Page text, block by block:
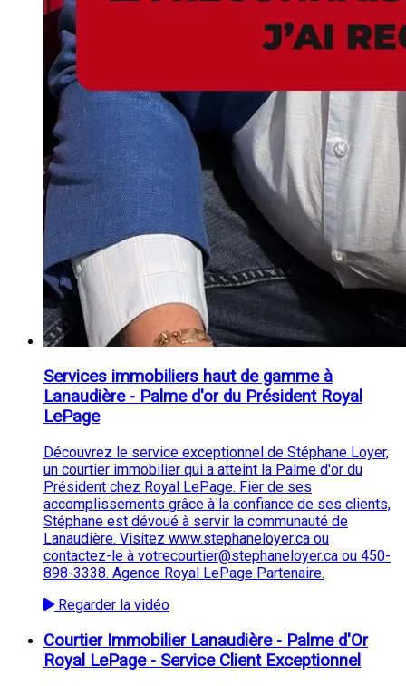
Services immobiliers haut de gamme à
Lanaudière - Palme d'or du Président Royal
LePage
Découvrez le service exceptionnel de Stéphane Loyer,
un courtier immobilier qui a atteint la Palme d'or du
Président chez Royal LePage. Fier de ses
accomplissements grâce à la confiance de ses clients,
Stéphane est dévoué à servir la communauté de
Lanaudière. Visitez www.stephaneloyer.ca ou
contactez-le à votrecourtier@stephaneloyer.ca ou 450-
898-3338. Agence Royal LePage Partenaire.
Regarder la vidéo
Courtier Immobilier Lanaudière - Palme d'Or
Royal LePage - Service Client Exceptionnel